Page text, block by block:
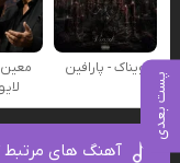
پست بعدی
ویناک - پارافین
آهنگ های مرتبط